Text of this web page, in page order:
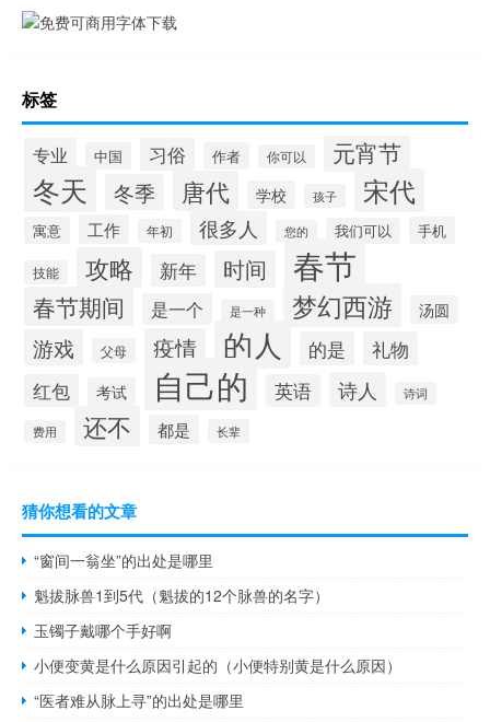
标签
专业 中国 习俗 作者 你可以 元宵节
冬天 冬季 唐代 学校 孩子 宋代
寓意 工作 年初 很多人 您的 我们可以 手机
技能 攻略 新年 时间 春节
春节期间 是一个 是一种 梦幻西游 汤圆
游戏 父母 疫情 的人 的是 礼物
红包 考试 自己的 英语 诗人 诗词
费用 还不 都是 长辈
猜你想看的文章
“窗间一翁坐”的出处是哪里
魁拔脉兽1到5代（魁拔的12个脉兽的名字）
玉镯子戴哪个手好啊
小便变黄是什么原因引起的（小便特别黄是什么原因）
“医者难从脉上寻”的出处是哪里